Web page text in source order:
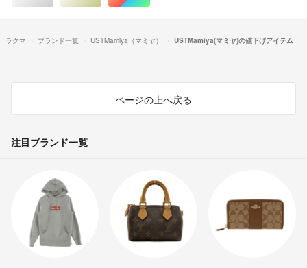
ラクマ ブランド一覧 USTMamiya（マミヤ） USTMamiya(マミヤ)の値下げアイテム
ページの上へ戻る
注目ブランド一覧